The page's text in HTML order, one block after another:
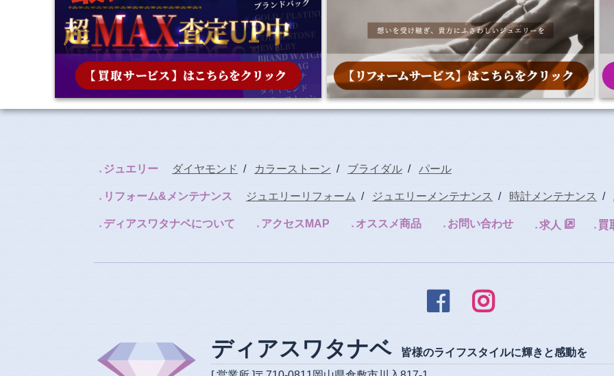
ジュエリー ダイヤモンド / カラーストーン / ブライダル / パール
リフォーム&メンテナンス ジュエリーリフォーム / ジュエリーメンテナンス / 時計メンテナンス /
ディアスワタナベについて アクセスMAP オススメ商品 お問い合わせ 求人
 
ディアスワタナベ
皆様のライフスタイルに輝きと感動を